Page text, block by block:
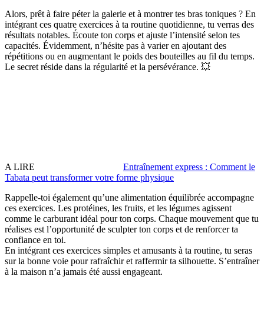
Alors, prêt à faire péter la galerie et à montrer tes bras toniques ? En
intégrant ces quatre exercices à ta routine quotidienne, tu verras des
résultats notables. Écoute ton corps et ajuste l’intensité selon tes
capacités. Évidemment, n’hésite pas à varier en ajoutant des
répétitions ou en augmentant le poids des bouteilles au fil du temps.
Le secret réside dans la régularité et la persévérance. 💥
A LIRE
Entraînement express : Comment le
Tabata peut transformer votre forme physique
Rappelle-toi également qu’une alimentation équilibrée accompagne
ces exercices. Les protéines, les fruits, et les légumes agissent
comme le carburant idéal pour ton corps. Chaque mouvement que tu
réalises est l’opportunité de sculpter ton corps et de renforcer ta
confiance en toi.
En intégrant ces exercices simples et amusants à ta routine, tu seras
sur la bonne voie pour rafraîchir et raffermir ta silhouette. S’entraîner
à la maison n’a jamais été aussi engageant.